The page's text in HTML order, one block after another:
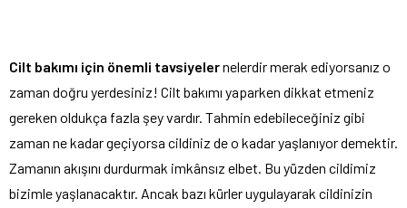
Cilt bakımı için önemli tavsiyelernelerdir merak ediyorsanız o
zaman doğru yerdesiniz! Cilt bakımı yaparken dikkat etmeniz
gereken oldukça fazla şey vardır. Tahmin edebileceğiniz gibi
zaman ne kadar geçiyorsa cildiniz de o kadar yaşlanıyor demektir.
Zamanın akışını durdurmak imkânsız elbet. Bu yüzden cildimiz
bizimle yaşlanacaktır. Ancak bazı kürler uygulayarak cildinizin